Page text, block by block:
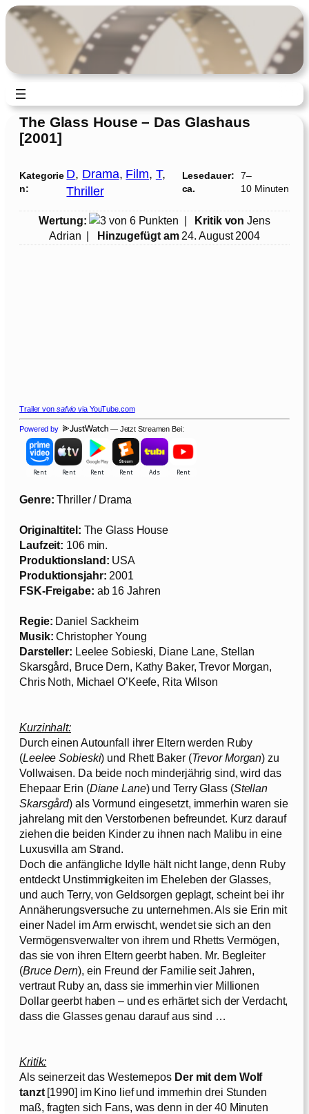
Zum
Inhalt
springen
The Glass House – Das Glashaus
[2001]
Kategorie
n:
D, Drama, Film, T
Thriller
Lesedauer:
ca.
7–
10 Minuten
Wertung: | Kritik von Jens
Adrian | Hinzugefügt am 24. August 2004
Trailer von safvio via YouTube.com
Powered by — Jetzt Streamen Bei:
Genre: Thriller / Drama
Originaltitel: The Glass House
Laufzeit: 106 min.
Produktionsland: USA
Produktionsjahr: 2001
FSK-Freigabe: ab 16 Jahren
Regie: Daniel Sackheim
Musik: Christopher Young
Darsteller: Leelee Sobieski, Diane Lane, Stellan
Skarsgård, Bruce Dern, Kathy Baker, Trevor Morgan,
Chris Noth, Michael O’Keefe, Rita Wilson
Kurzinhalt:
Durch einen Autounfall ihrer Eltern werden Ruby
(Leelee Sobieski) und Rhett Baker (Trevor Morgan) zu
Vollwaisen. Da beide noch minderjährig sind, wird das
Ehepaar Erin (Diane Lane) und Terry Glass (Stellan
Skarsgård) als Vormund eingesetzt, immerhin waren sie
jahrelang mit den Verstorbenen befreundet. Kurz darauf
ziehen die beiden Kinder zu ihnen nach Malibu in eine
Luxusvilla am Strand.
Doch die anfängliche Idylle hält nicht lange, denn Ruby
entdeckt Unstimmigkeiten im Eheleben der Glasses,
und auch Terry, von Geldsorgen geplagt, scheint bei ihr
Annäherungsversuche zu unternehmen. Als sie Erin mit
einer Nadel im Arm erwischt, wendet sie sich an den
Vermögensverwalter von ihrem und Rhetts Vermögen,
das sie von ihren Eltern geerbt haben. Mr. Begleiter
(Bruce Dern), ein Freund der Familie seit Jahren,
vertraut Ruby an, dass sie immerhin vier Millionen
Dollar geerbt haben – und es erhärtet sich der Verdacht,
dass die Glasses genau darauf aus sind …
Kritik:
Als seinerzeit das Westernepos Der mit dem Wolf
tanzt[1990] im Kino lief und immerhin drei Stunden
maß, fragten sich Fans, was denn in der 40 Minuten